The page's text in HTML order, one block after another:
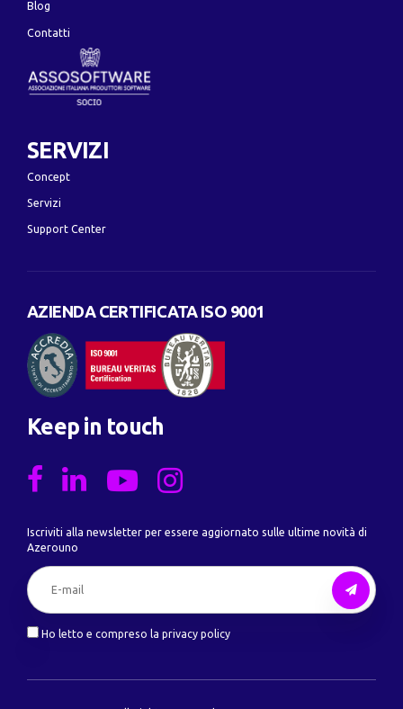
Blog
Contatti
SERVIZI
Concept
Servizi
Support Center
AZIENDA CERTIFICATA ISO 9001
Keep in touch
Iscriviti alla newsletter per essere aggiornato sulle ultime novità di
Azerouno
Ho letto e compreso la privacy policy